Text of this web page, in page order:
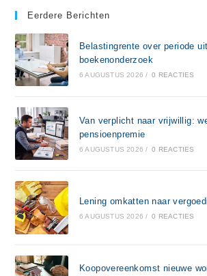
Eerdere Berichten
Belastingrente over periode
boekenonderzoek
6 AUGUSTUS 2026 / 0 REACTIES
Van verplicht naar vrijwillig:
pensioenpremie
6 AUGUSTUS 2026 / 0 REACTIES
Lening omkatten naar
6 AUGUSTUS 2026 / 0 REACTIES
Koopovereenkomst nieuwe